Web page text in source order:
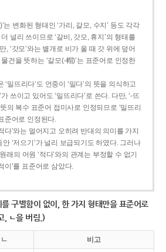
는 변화된 형태인 ‘가리, 갈모, 수지’ 등도 각각
널리 쓰이므로 ‘갈비, 갓모, 휴지’의 형태를
, ‘갓모’와는 별개로 비가 올 때 갓 위에 덮어
건을 뜻하는 ‘갈모(-帽)’는 표준어로 인정한
‘밀뜨리다’도 언중이 ‘밀다’의 뜻을 의식하고
쓰이고 있어도 ‘밀뜨리다’로 쓴다. 다만, ‘-뜨
의 복수 표준어 접미사로 인정되므로 ‘밀뜨리
준어로 인정된다.
다’와는 멀어지고 오히려 반대의 의미를 가지
‘저으기’가 널리 보급되기도 하였다. 그러나
래의 어원 ‘적다’와의 관계는 부정할 수 없기
이’를 표준어로 삼았다.
구별함이 없이, 한 가지 형태만을 표준어로
, ㄴ을 버림.)
ㄴ 비고